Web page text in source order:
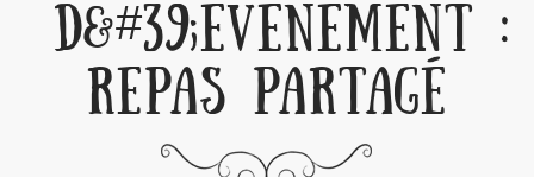
D&#39;ÉVÈNEMENT :
REPAS PARTAGÉ